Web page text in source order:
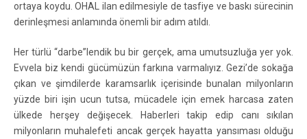
ortaya koydu. OHAL ilan edilmesiyle de tasfiye ve baskı sürecinin
derinleşmesi anlamında önemli bir adım atıldı.
Her türlü “darbe”lendik bu bir gerçek, ama umutsuzluğa yer yok.
Evvela biz kendi gücümüzün farkına varmalıyız. Gezi’de sokağa
çıkan ve şimdilerde karamsarlık içerisinde bunalan milyonların
yüzde biri işin ucun tutsa, mücadele için emek harcasa zaten
ülkede herşey değişecek. Haberleri takip edip canı sıkılan
milyonların muhalefeti ancak gerçek hayatta yansıması olduğu